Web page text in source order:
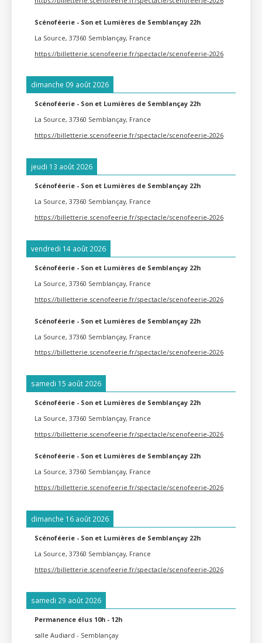
Scénoféerie - Son et Lumières de Semblançay 22h
La Source, 37360 Semblançay, France
https://billetterie.scenofeerie.fr/spectacle/scenofeerie-2026
dimanche 09 août 2026
Scénoféerie - Son et Lumières de Semblançay 22h
La Source, 37360 Semblançay, France
https://billetterie.scenofeerie.fr/spectacle/scenofeerie-2026
jeudi 13 août 2026
Scénoféerie - Son et Lumières de Semblançay 22h
La Source, 37360 Semblançay, France
https://billetterie.scenofeerie.fr/spectacle/scenofeerie-2026
vendredi 14 août 2026
Scénoféerie - Son et Lumières de Semblançay 22h
La Source, 37360 Semblançay, France
https://billetterie.scenofeerie.fr/spectacle/scenofeerie-2026
Scénoféerie - Son et Lumières de Semblançay 22h
La Source, 37360 Semblançay, France
https://billetterie.scenofeerie.fr/spectacle/scenofeerie-2026
samedi 15 août 2026
Scénoféerie - Son et Lumières de Semblançay 22h
La Source, 37360 Semblançay, France
https://billetterie.scenofeerie.fr/spectacle/scenofeerie-2026
Scénoféerie - Son et Lumières de Semblançay 22h
La Source, 37360 Semblançay, France
https://billetterie.scenofeerie.fr/spectacle/scenofeerie-2026
dimanche 16 août 2026
Scénoféerie - Son et Lumières de Semblançay 22h
La Source, 37360 Semblançay, France
https://billetterie.scenofeerie.fr/spectacle/scenofeerie-2026
samedi 29 août 2026
Permanence élus 10h - 12h
salle Audiard - Semblançay